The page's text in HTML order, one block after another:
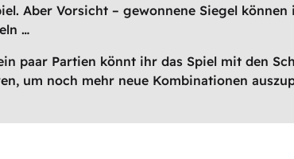
Aber Vorsicht – gewonnene Siegel
…
paar Partien könnt ihr das Spiel mit den
um noch mehr neue Kombinationen